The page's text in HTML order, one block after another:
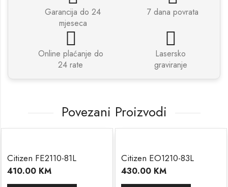
Garancija do 24
mjeseca
7 dana povrata
Online plaćanje do
24 rate
Lasersko
graviranje
Povezani Proizvodi
Citizen FE2110-81L
410.00 KM
Citizen EO1210-83L
430.00 KM